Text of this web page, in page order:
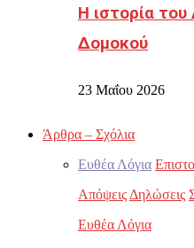
Η ιστορία
Δομοκού
23 Μαΐου 2026
Άρθρα – Σχόλια
Ευθέα Λόγια
Απόψεις Δηλώσεις
Ευθέα Λόγια